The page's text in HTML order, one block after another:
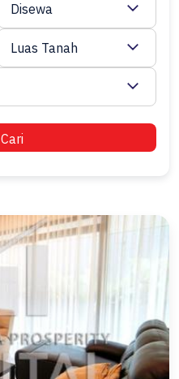
Cari
Disewa
Luas Tanah